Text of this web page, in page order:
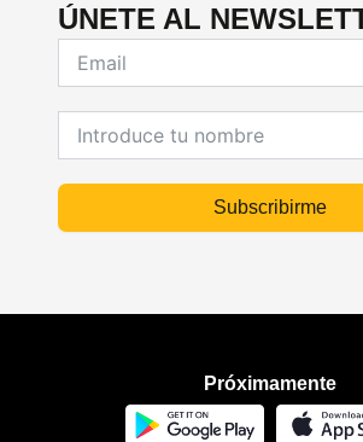
ÚNETE AL
Subscribirme
Próximamente